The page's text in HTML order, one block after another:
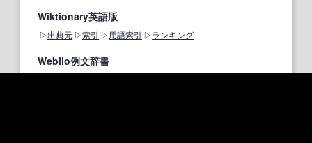
Wiktionary英語版
出典元 索引 用語索引 ランキング
Weblio例文辞書